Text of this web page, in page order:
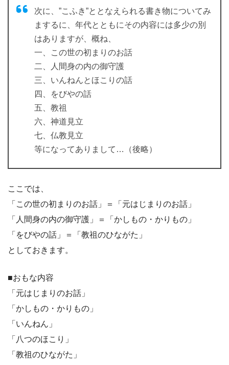
次に、”こふき”ととなえられる書き物についてみ
まするに、年代とともにその内容には多少の別
はありますが、概ね、
一、この世の初まりのお話
二、人間身の内の御守護
三、いんねんとほこりの話
四、をびやの話
五、教祖
六、神道見立
七、仏教見立
等になってありまして…（後略）
ここでは、
「この世の初まりのお話」＝「元はじまりのお話」
「人間身の内の御守護」＝「かしもの・かりもの」
「をびやの話」＝「教祖のひながた」
としておきます。
■おもな内容
「元はじまりのお話」
「かしもの・かりもの」
「いんねん」
「八つのほこり」
「教祖のひながた」